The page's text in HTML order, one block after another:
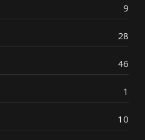
9
28
46
1
10